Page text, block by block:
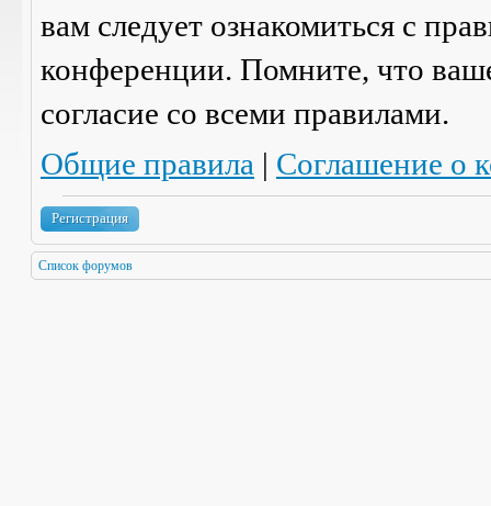
вам следует ознакомиться с
конференции. Помните, что
согласие со всеми правилами.
Общие правила | Соглашение о
Регистрация
Список форумов